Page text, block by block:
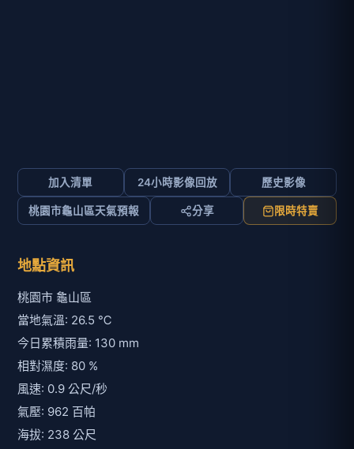
加入清單 24小時影像回放 歷史影像
桃園市龜山區天氣預報 分享 限時特賣
地點資訊
桃園市 龜山區
當地氣溫: 26.5 ℃
今日累積雨量: 130 mm
相對濕度: 80 %
風速: 0.9 公尺/秒
氣壓: 962 百帕
海拔: 238 公尺